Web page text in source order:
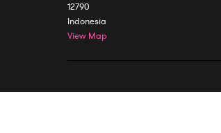
12790
Indonesia
View Map